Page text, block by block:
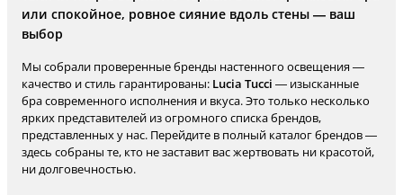
или спокойное, ровное сияние вдоль стены — ваш
выбор
Мы собрали проверенные бренды настенного освещения —
качество и стиль гарантированы: Lucia Tucci — изысканные
бра современного исполнения и вкуса. Это только несколько
ярких представителей из огромного списка брендов,
представленных у нас. Перейдите в полный каталог брендов —
здесь собраны те, кто не заставит вас жертвовать ни красотой,
ни долговечностью.